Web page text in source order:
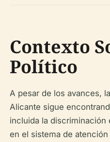
Contexto
Político
A pesar de los avances,
Alicante sigue
incluida la
en el sistema de